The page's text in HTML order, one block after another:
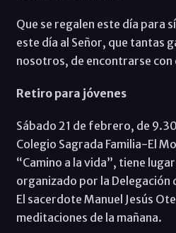
Que se regalen este día para
este día al Señor, que tantas
nosotros, de encontrarse con
Retiro para jóvenes
Sábado 21 de febrero, de
Colegio Sagrada Familia-El
“Camino a la vida”, tiene
organizado por la Delegación
El sacerdote Manuel Jesús
meditaciones de la mañana.